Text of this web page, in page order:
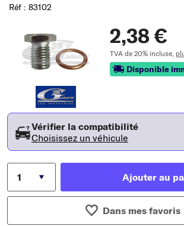
Réf : 83102
2,38 €
TVA de 20% incluse,
Disponible
Vérifier la compatibilité
Choisissez un véhicule
Ajouter au
Dans mes favoris